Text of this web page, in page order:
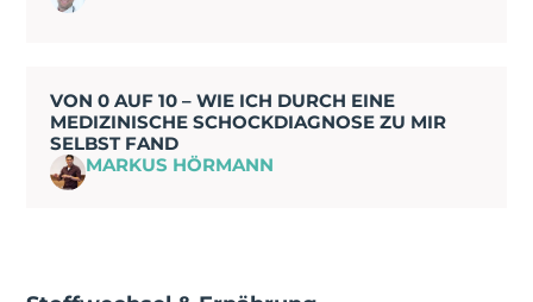
VON 0 AUF 10 – WIE ICH DURCH EINE
MEDIZINISCHE SCHOCKDIAGNOSE ZU MIR
SELBST FAND
MARKUS HÖRMANN